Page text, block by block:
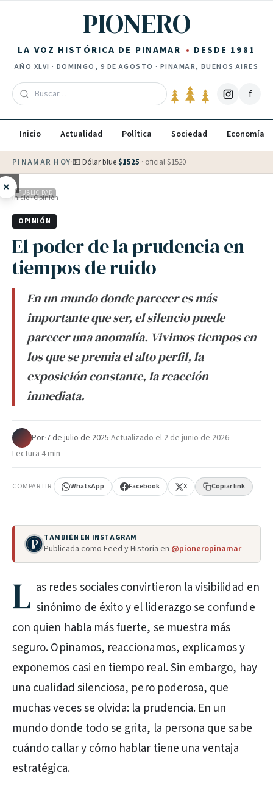
PIONERO
LA VOZ HISTÓRICA DE PINAMAR DESDE 1981
AÑO XLVI · DOMINGO, 9 DE AGOSTO · PINAMAR, BUENOS AIRES
f
Inicio Actualidad Política Sociedad Economía
PINAMAR HOY·💵 Dólar blue $1525 · oficial $1520
× PUBLICIDAD
Inicio›Opinión
OPINIÓN
El poder de la prudencia en
tiempos de ruido
En un mundo donde parecer es más
importante que ser, el silencio puede
parecer una anomalía. Vivimos tiempos en
los que se premia el alto perfil, la
exposición constante, la reacción
inmediata.
Por·7 de julio de 2025·Actualizado el 2 de junio de 2026·
Lectura 4 min
COMPARTIR WhatsApp Facebook X Copiar link
TAMBIÉN EN INSTAGRAM
Publicada como Feed y Historia en @pioneropinamar
L as redes sociales convirtieron la visibilidad en
sinónimo de éxito y el liderazgo se confunde
con quien habla más fuerte, se muestra más
seguro. Opinamos, reaccionamos, explicamos y
exponemos casi en tiempo real. Sin embargo, hay
una cualidad silenciosa, pero poderosa, que
muchas veces se olvida: la prudencia. En un
mundo donde todo se grita, la persona que sabe
cuándo callar y cómo hablar tiene una ventaja
estratégica.